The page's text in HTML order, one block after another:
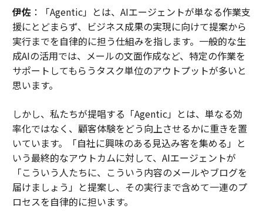
伊佐：「Agentic」とは、AIエージェントが単なる作業支
援にとどまらず、ビジネス成果の実現に向けて提案から
実行までを自律的に担う仕組みを指します。一般的な生
成AIの活用では、メールの文面作成など、特定の作業を
サポートしてもらうタスク単位のアウトプットが多いと
思います。
しかし、私たちが提唱する「Agentic」とは、単なる効
率化ではなく、顧客体験をどう向上させるかに重きを置
いています。「自社に興味のある見込み客を集める」と
いう最終的なアウトカムに対して、AIエージェントが
「こういう人たちに、こういう内容のメールやブログを
届けましょう」と提案し、その実行まで含めて一連のプ
ロセスを自律的に担います。